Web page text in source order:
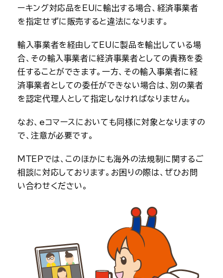
ーキング対応品をEUに輸出する場合、経済事業者
を指定せずに販売すると違法になります。
輸入事業者を経由してEUに製品を輸出している場
合、その輸入事業者に経済事業者としての責務を委
任することができます。一方、その輸入事業者に経
済事業者としての委任ができない場合は、別の業者
を認定代理人として指定しなければなりません。
なお、eコマースにおいても同様に対象となりますの
で、注意が必要です。
MTEPでは、このほかにも海外の法規制に関するご
相談に対応しております。お困りの際は、ぜひお問
い合わせください。